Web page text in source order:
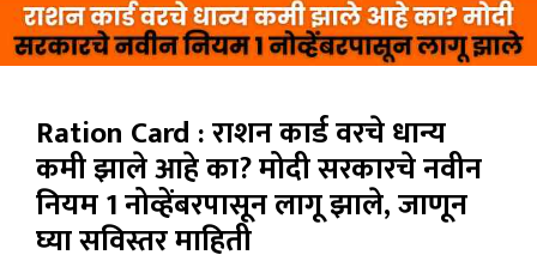
Ration Card : राशन कार्ड वरचे धान्य
कमी झाले आहे का? मोदी सरकारचे नवीन
नियम 1 नोव्हेंबरपासून लागू झाले, जाणून
घ्या सविस्तर माहिती